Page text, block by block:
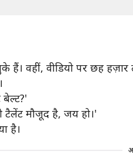
वहीं, वीडियो पर छह हज़ार
मौजूद है, जय हो।'
है।